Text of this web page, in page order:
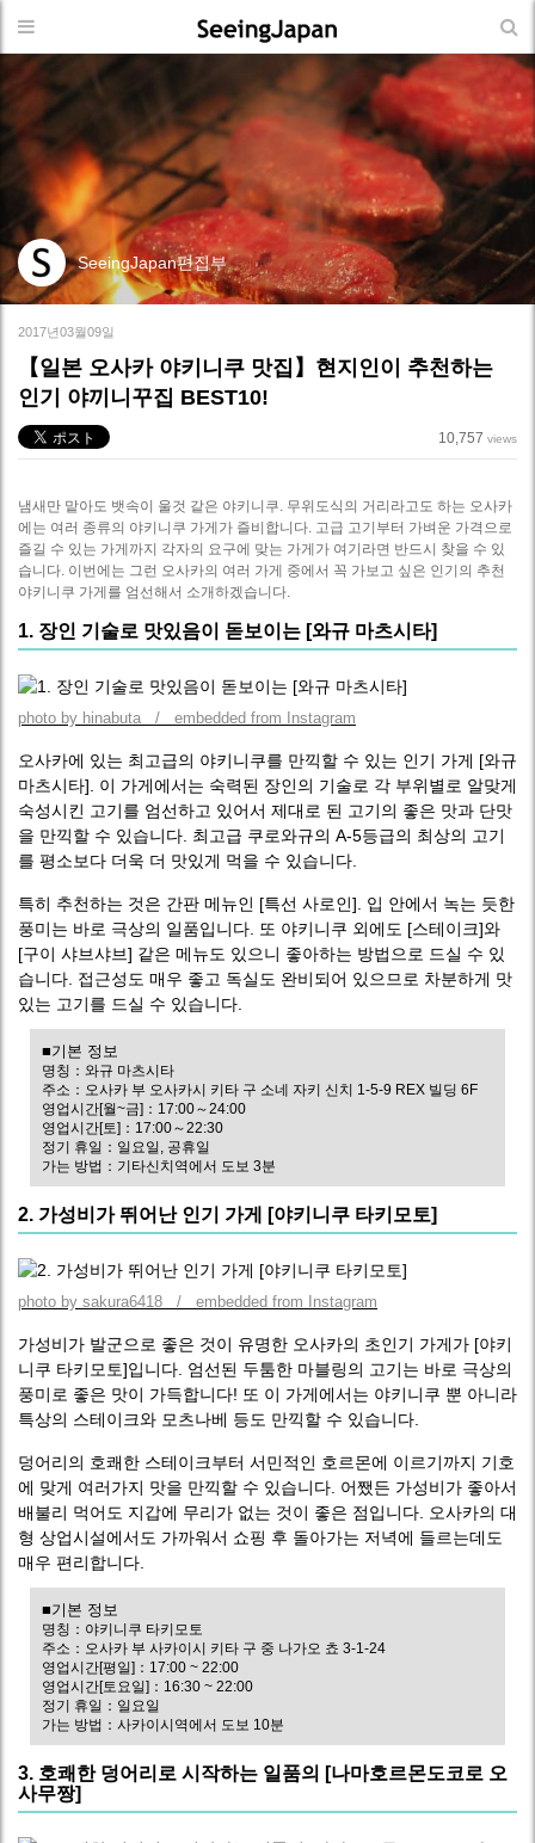
SeeingJapan편집부
2017년03월09일
【일본 오사카 야키니쿠 맛집】현지인이 추천하는
인기 야끼니꾸집 BEST10!
10,757 views
냄새만 맡아도 뱃속이 울것 같은 야키니쿠. 무위도식의 거리라고도 하는 오사카
에는 여러 종류의 야키니쿠 가게가 즐비합니다. 고급 고기부터 가벼운 가격으로
즐길 수 있는 가게까지 각자의 요구에 맞는 가게가 여기라면 반드시 찾을 수 있
습니다. 이번에는 그런 오사카의 여러 가게 중에서 꼭 가보고 싶은 인기의 추천
야키니쿠 가게를 엄선해서 소개하겠습니다.
1. 장인 기술로 맛있음이 돋보이는 [와규 마츠시타]
photo by hinabuta / embedded from Instagram
오사카에 있는 최고급의 야키니쿠를 만끽할 수 있는 인기 가게 [와규
마츠시타]. 이 가게에서는 숙력된 장인의 기술로 각 부위별로 알맞게
숙성시킨 고기를 엄선하고 있어서 제대로 된 고기의 좋은 맛과 단맛
을 만끽할 수 있습니다. 최고급 쿠로와규의 A-5등급의 최상의 고기
를 평소보다 더욱 더 맛있게 먹을 수 있습니다.
특히 추천하는 것은 간판 메뉴인 [특선 사로인]. 입 안에서 녹는 듯한
풍미는 바로 극상의 일품입니다. 또 야키니쿠 외에도 [스테이크]와
[구이 샤브샤브] 같은 메뉴도 있으니 좋아하는 방법으로 드실 수 있
습니다. 접근성도 매우 좋고 독실도 완비되어 있으므로 차분하게 맛
있는 고기를 드실 수 있습니다.
■기본 정보
명칭：와규 마츠시타
주소：오사카 부 오사카시 키타 구 소네 자키 신치 1-5-9 REX 빌딩 6F
영업시간[월~금]：17:00～24:00
영업시간[토]：17:00～22:30
정기 휴일：일요일, 공휴일
가는 방법：기타신치역에서 도보 3분
2. 가성비가 뛰어난 인기 가게 [야키니쿠 타키모토]
photo by sakura6418 / embedded from Instagram
가성비가 발군으로 좋은 것이 유명한 오사카의 초인기 가게가 [야키
니쿠 타키모토]입니다. 엄선된 두툼한 마블링의 고기는 바로 극상의
풍미로 좋은 맛이 가득합니다! 또 이 가게에서는 야키니쿠 뿐 아니라
특상의 스테이크와 모츠나베 등도 만끽할 수 있습니다.
덩어리의 호쾌한 스테이크부터 서민적인 호르몬에 이르기까지 기호
에 맞게 여러가지 맛을 만끽할 수 있습니다. 어쨌든 가성비가 좋아서
배불리 먹어도 지갑에 무리가 없는 것이 좋은 점입니다. 오사카의 대
형 상업시설에서도 가까워서 쇼핑 후 돌아가는 저녁에 들르는데도
매우 편리합니다.
■기본 정보
명칭：야키니쿠 타키모토
주소：오사카 부 사카이시 키타 구 중 나가오 쵸 3-1-24
영업시간[평일]：17:00 ~ 22:00
영업시간[토요일]：16:30 ~ 22:00
정기 휴일：일요일
가는 방법：사카이시역에서 도보 10분
3. 호쾌한 덩어리로 시작하는 일품의 [나마호르몬도코로 오
사무짱]